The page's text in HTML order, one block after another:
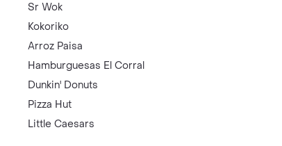
Sr Wok
Kokoriko
Arroz Paisa
Hamburguesas El Corral
Dunkin' Donuts
Pizza Hut
Little Caesars